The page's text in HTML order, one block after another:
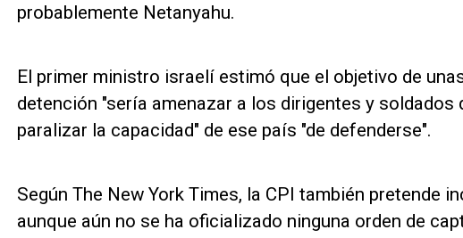
probablemente Netanyahu.
El primer ministro israelí estimó que el objetivo de
detención "sería amenazar a los dirigentes y soldados
paralizar la capacidad" de ese país "de defenderse".
Según The New York Times, la CPI también pretende
aunque aún no se ha oficializado ninguna orden de